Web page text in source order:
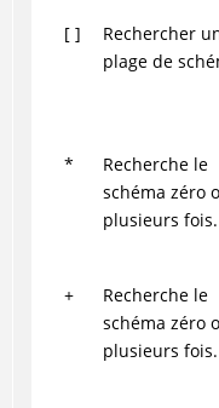
[ ]
Rechercher
plage de
*
Recherche le
schéma zéro
plusieurs fois.
+
Recherche le
schéma zéro
plusieurs fois.